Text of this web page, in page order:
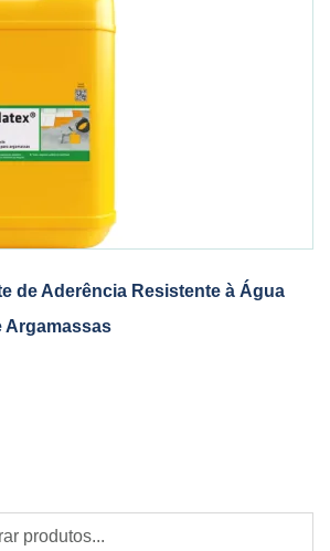
de Aderência Resistente à Água
Argamassas